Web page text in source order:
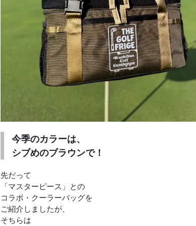
今季のカラーは、
シブめのブラウンで！
先だって
「マスターピース」との
コラボ・クーラーバッグを
ご紹介しましたが、
そちらは